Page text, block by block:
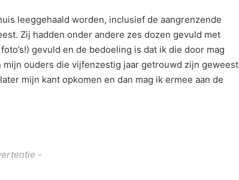
leeggehaald worden, inclusief de aangrenzende
Zij hadden onder andere zes dozen gevuld met
gevuld en de bedoeling is dat ik die door mag
ouders die vijfenzestig jaar getrouwd zijn geweest
mijn kant opkomen en dan mag ik ermee aan de
-